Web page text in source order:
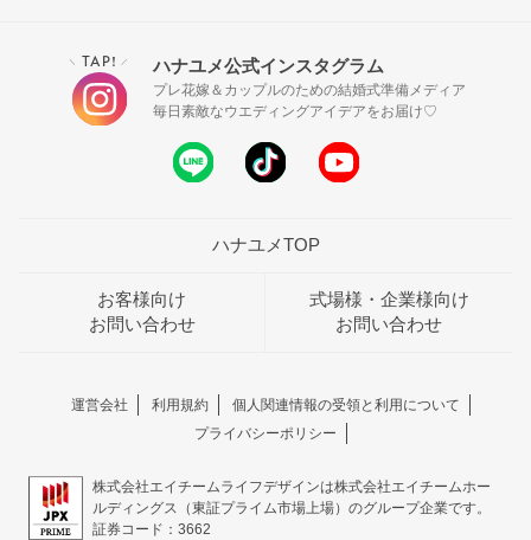
＼ TAP! ／ ハナユメ公式インスタグラム
プレ花嫁＆カップルのための結婚式準備メディア
毎日素敵なウエディングアイデアをお届け♡
ハナユメTOP
お客様向け
お問い合わせ
式場様・企業様向け
お問い合わせ
運営会社 利用規約
個人関連情報の受領と利用について
プライバシーポリシー
株式会社エイチームライフデザインは株式会社エイチームホー
ルディングス（東証プライム市場上場）のグループ企業です。
証券コード：3662